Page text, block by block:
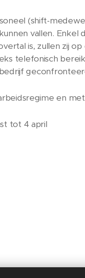
(shift-
kunnen vallen.
is, zullen zij
telefonisch
en
tot 4 april